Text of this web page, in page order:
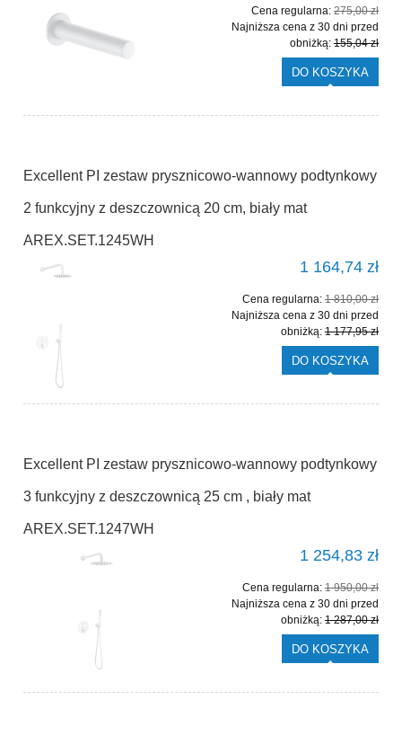
Cena regularna: 275,00 zł
Najniższa cena z 30 dni przed
obniżką: 155,04 zł
DO KOSZYKA
Excellent PI zestaw prysznicowo-wannowy podtynkowy
2 funkcyjny z deszczownicą 20 cm, biały mat
AREX.SET.1245WH
1 164,74 zł
Cena regularna: 1 810,00 zł
Najniższa cena z 30 dni przed
obniżką: 1 177,95 zł
DO KOSZYKA
Excellent PI zestaw prysznicowo-wannowy podtynkowy
3 funkcyjny z deszczownicą 25 cm , biały mat
AREX.SET.1247WH
1 254,83 zł
Cena regularna: 1 950,00 zł
Najniższa cena z 30 dni przed
obniżką: 1 287,00 zł
DO KOSZYKA